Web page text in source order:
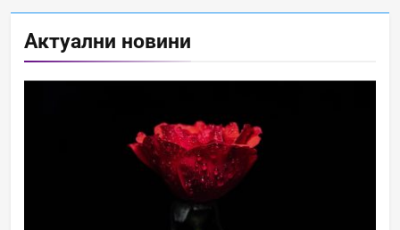
Актуални новини
ИСТОРИЯ
борим с глобалното
затопляне
ИСТОРИЯ ТЕХНОЛОГИИ
Човешкият мозък –